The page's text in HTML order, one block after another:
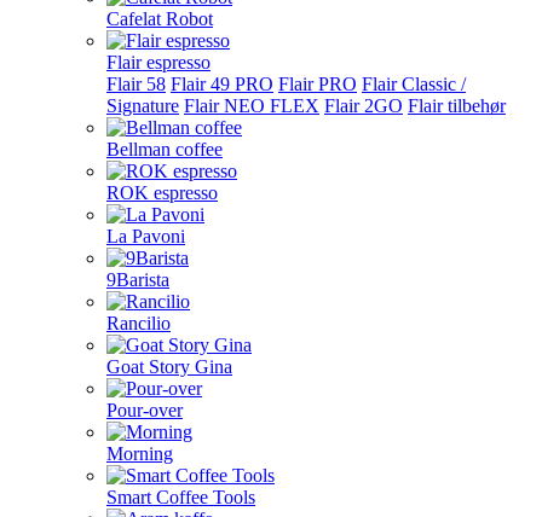
Cafelat Robot
Flair espresso
Flair 58 Flair 49 PRO Flair PRO Flair Classic /
Signature Flair NEO FLEX Flair 2GO Flair tilbehør
Bellman coffee
ROK espresso
La Pavoni
9Barista
Rancilio
Goat Story Gina
Pour-over
Morning
Smart Coffee Tools